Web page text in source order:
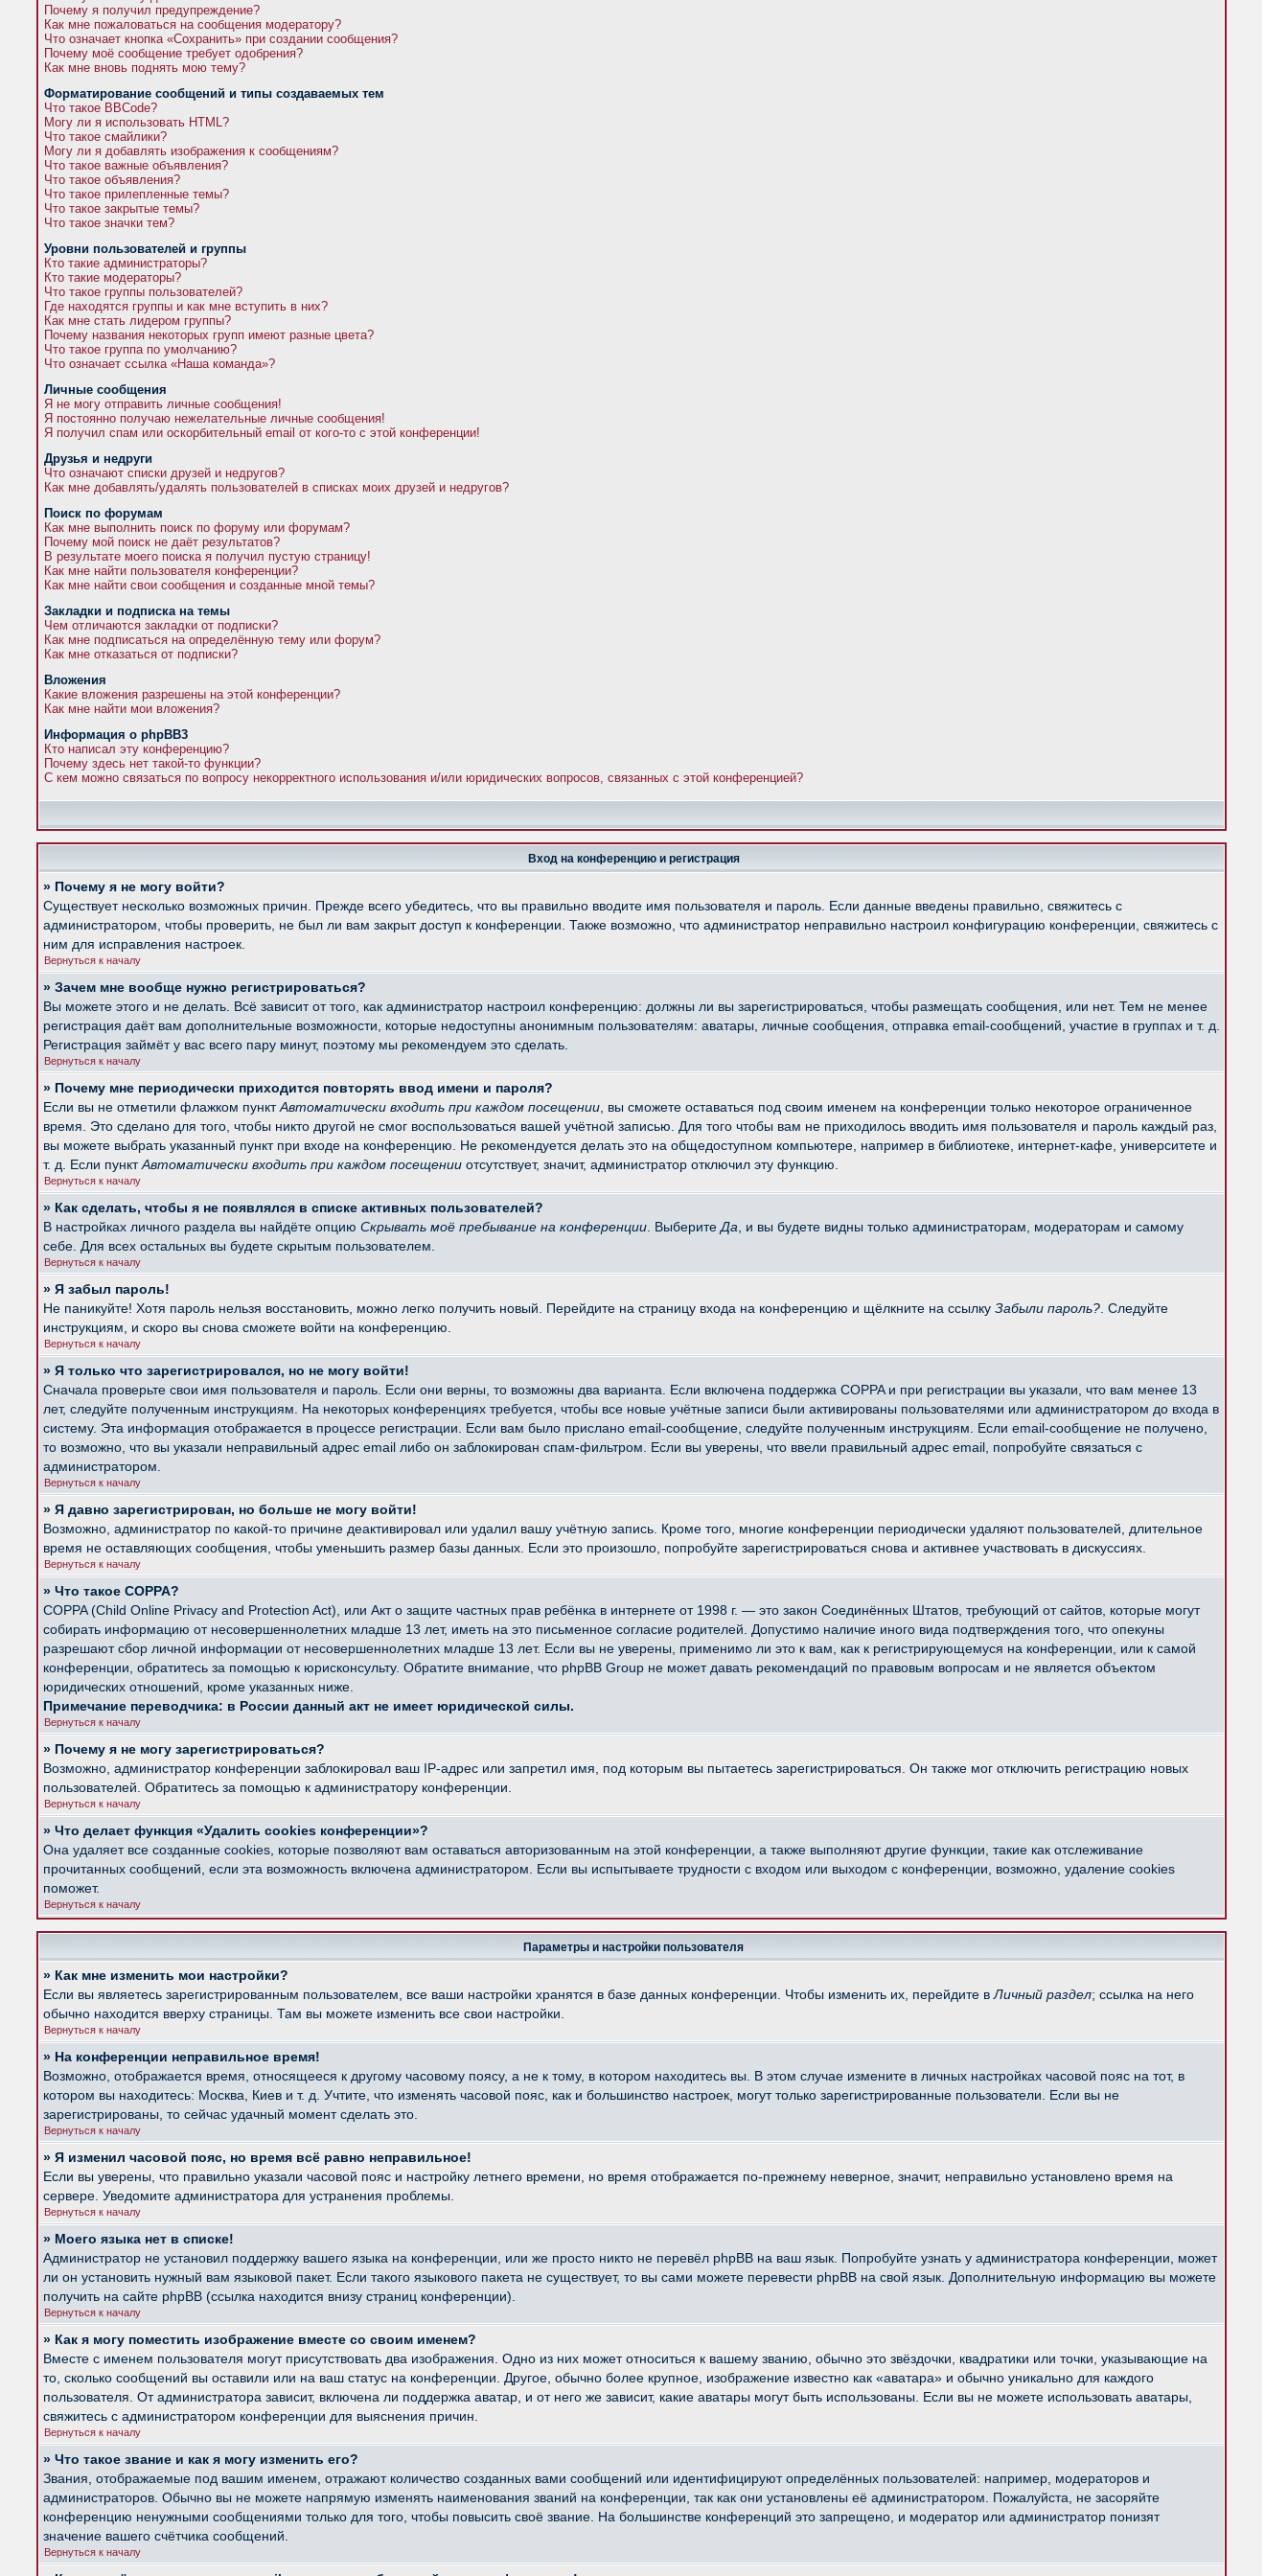
Почему я получил предупреждение?
Как мне пожаловаться на сообщения модератору?
Что означает кнопка «Сохранить» при создании сообщения?
Почему моё сообщение требует одобрения?
Как мне вновь поднять мою тему?
Форматирование сообщений и типы создаваемых тем
Что такое BBCode?
Могу ли я использовать HTML?
Что такое смайлики?
Могу ли я добавлять изображения к сообщениям?
Что такое важные объявления?
Что такое объявления?
Что такое прилепленные темы?
Что такое закрытые темы?
Что такое значки тем?
Уровни пользователей и группы
Кто такие администраторы?
Кто такие модераторы?
Что такое группы пользователей?
Где находятся группы и как мне вступить в них?
Как мне стать лидером группы?
Почему названия некоторых групп имеют разные цвета?
Что такое группа по умолчанию?
Что означает ссылка «Наша команда»?
Личные сообщения
Я не могу отправить личные сообщения!
Я постоянно получаю нежелательные личные сообщения!
Я получил спам или оскорбительный email от кого-то с этой конференции!
Друзья и недруги
Что означают списки друзей и недругов?
Как мне добавлять/удалять пользователей в списках моих друзей и недругов?
Поиск по форумам
Как мне выполнить поиск по форуму или форумам?
Почему мой поиск не даёт результатов?
В результате моего поиска я получил пустую страницу!
Как мне найти пользователя конференции?
Как мне найти свои сообщения и созданные мной темы?
Закладки и подписка на темы
Чем отличаются закладки от подписки?
Как мне подписаться на определённую тему или форум?
Как мне отказаться от подписки?
Вложения
Какие вложения разрешены на этой конференции?
Как мне найти мои вложения?
Информация о phpBB3
Кто написал эту конференцию?
Почему здесь нет такой-то функции?
С кем можно связаться по вопросу некорректного использования и/или юридических вопросов, связанных с этой конференцией?
Вход на конференцию и регистрация
» Почему я не могу войти?
Существует несколько возможных причин. Прежде всего убедитесь, что вы правильно вводите имя пользователя и пароль. Если данные введены правильно, свяжитесь с
администратором, чтобы проверить, не был ли вам закрыт доступ к конференции. Также возможно, что администратор неправильно настроил конфигурацию конференции, свяжитесь с
ним для исправления настроек.
Вернуться к началу
» Зачем мне вообще нужно регистрироваться?
Вы можете этого и не делать. Всё зависит от того, как администратор настроил конференцию: должны ли вы зарегистрироваться, чтобы размещать сообщения, или нет. Тем не менее
регистрация даёт вам дополнительные возможности, которые недоступны анонимным пользователям: аватары, личные сообщения, отправка email-сообщений, участие в группах и т. д.
Регистрация займёт у вас всего пару минут, поэтому мы рекомендуем это сделать.
Вернуться к началу
» Почему мне периодически приходится повторять ввод имени и пароля?
Если вы не отметили флажком пунктАвтоматически входить при каждом посещении , вы сможете оставаться под своим именем на конференции только некоторое ограниченное
время. Это сделано для того, чтобы никто другой не смог воспользоваться вашей учётной записью. Для того чтобы вам не приходилось вводить имя пользователя и пароль каждый раз,
вы можете выбрать указанный пункт при входе на конференцию. Не рекомендуется делать это на общедоступном компьютере, например в библиотеке, интернет-кафе, университете и
т. д. Если пунктАвтоматически входить при каждом посещении отсутствует, значит, администратор отключил эту функцию.
Вернуться к началу
» Как сделать, чтобы я не появлялся в списке активных пользователей?
В настройках личного раздела вы найдёте опцию Скрывать моё пребывание на конференции . Выберите Да , и вы будете видны только администраторам, модераторам и самому
себе. Для всех остальных вы будете скрытым пользователем.
Вернуться к началу
» Я забыл пароль!
Не паникуйте! Хотя пароль нельзя восстановить, можно легко получить новый. Перейдите на страницу входа на конференцию и щёлкните на ссылку Забыли пароль? . Следуйте
инструкциям, и скоро вы снова сможете войти на конференцию.
Вернуться к началу
» Я только что зарегистрировался, но не могу войти!
Сначала проверьте свои имя пользователя и пароль. Если они верны, то возможны два варианта. Если включена поддержка COPPA и при регистрации вы указали, что вам менее 13
лет, следуйте полученным инструкциям. На некоторых конференциях требуется, чтобы все новые учётные записи были активированы пользователями или администратором до входа в
систему. Эта информация отображается в процессе регистрации. Если вам было прислано email-сообщение, следуйте полученным инструкциям. Если email-сообщение не получено,
то возможно, что вы указали неправильный адрес email либо он заблокирован спам-фильтром. Если вы уверены, что ввели правильный адрес email, попробуйте связаться с
администратором.
Вернуться к началу
» Я давно зарегистрирован, но больше не могу войти!
Возможно, администратор по какой-то причине деактивировал или удалил вашу учётную запись. Кроме того, многие конференции периодически удаляют пользователей, длительное
время не оставляющих сообщения, чтобы уменьшить размер базы данных. Если это произошло, попробуйте зарегистрироваться снова и активнее участвовать в дискуссиях.
Вернуться к началу
» Что такое COPPA?
COPPA (Child Online Privacy and Protection Act), или Акт о защите частных прав ребёнка в интернете от 1998 г. — это закон Соединённых Штатов, требующий от сайтов, которые могут
собирать информацию от несовершеннолетних младше 13 лет, иметь на это письменное согласие родителей. Допустимо наличие иного вида подтверждения того, что опекуны
разрешают сбор личной информации от несовершеннолетних младше 13 лет. Если вы не уверены, применимо ли это к вам, как к регистрирующемуся на конференции, или к самой
конференции, обратитесь за помощью к юрисконсульту. Обратите внимание, что phpBB Group не может давать рекомендаций по правовым вопросам и не является объектом
юридических отношений, кроме указанных ниже.
Примечание переводчика: в России данный акт не имеет юридической силы.
Вернуться к началу
» Почему я не могу зарегистрироваться?
Возможно, администратор конференции заблокировал ваш IP-адрес или запретил имя, под которым вы пытаетесь зарегистрироваться. Он также мог отключить регистрацию новых
пользователей. Обратитесь за помощью к администратору конференции.
Вернуться к началу
» Что делает функция «Удалить cookies конференции»?
Она удаляет все созданные cookies, которые позволяют вам оставаться авторизованным на этой конференции, а также выполняют другие функции, такие как отслеживание
прочитанных сообщений, если эта возможность включена администратором. Если вы испытываете трудности с входом или выходом с конференции, возможно, удаление cookies
поможет.
Вернуться к началу
Параметры и настройки пользователя
» Как мне изменить мои настройки?
Если вы являетесь зарегистрированным пользователем, все ваши настройки хранятся в базе данных конференции. Чтобы изменить их, перейдите в Личный раздел; ссылка на него
обычно находится вверху страницы. Там вы можете изменить все свои настройки.
Вернуться к началу
» На конференции неправильное время!
Возможно, отображается время, относящееся к другому часовому поясу, а не к тому, в котором находитесь вы. В этом случае измените в личных настройках часовой пояс на тот, в
котором вы находитесь: Москва, Киев и т. д. Учтите, что изменять часовой пояс, как и большинство настроек, могут только зарегистрированные пользователи. Если вы не
зарегистрированы, то сейчас удачный момент сделать это.
Вернуться к началу
» Я изменил часовой пояс, но время всё равно неправильное!
Если вы уверены, что правильно указали часовой пояс и настройку летнего времени, но время отображается по-прежнему неверное, значит, неправильно установлено время на
сервере. Уведомите администратора для устранения проблемы.
Вернуться к началу
» Моего языка нет в списке!
Администратор не установил поддержку вашего языка на конференции, или же просто никто не перевёл phpBB на ваш язык. Попробуйте узнать у администратора конференции, может
ли он установить нужный вам языковой пакет. Если такого языкового пакета не существует, то вы сами можете перевести phpBB на свой язык. Дополнительную информацию вы можете
получить на сайте phpBB (ссылка находится внизу страниц конференции).
Вернуться к началу
» Как я могу поместить изображение вместе со своим именем?
Вместе с именем пользователя могут присутствовать два изображения. Одно из них может относиться к вашему званию, обычно это звёздочки, квадратики или точки, указывающие на
то, сколько сообщений вы оставили или на ваш статус на конференции. Другое, обычно более крупное, изображение известно как «аватара» и обычно уникально для каждого
пользователя. От администратора зависит, включена ли поддержка аватар, и от него же зависит, какие аватары могут быть использованы. Если вы не можете использовать аватары,
свяжитесь с администратором конференции для выяснения причин.
Вернуться к началу
» Что такое звание и как я могу изменить его?
Звания, отображаемые под вашим именем, отражают количество созданных вами сообщений или идентифицируют определённых пользователей: например, модераторов и
администраторов. Обычно вы не можете напрямую изменять наименования званий на конференции, так как они установлены её администратором. Пожалуйста, не засоряйте
конференцию ненужными сообщениями только для того, чтобы повысить своё звание. На большинстве конференций это запрещено, и модератор или администратор понизят
значение вашего счётчика сообщений.
Вернуться к началу